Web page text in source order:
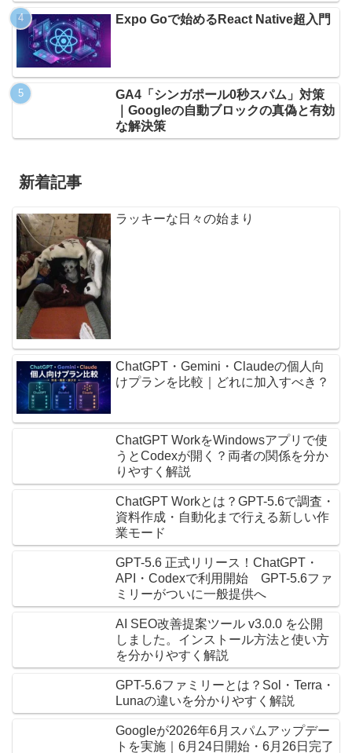
Expo Goで始めるReact Native超入門
GA4「シンガポール0秒スパム」対策
｜Googleの自動ブロックの真偽と有効
な解決策
新着記事
ラッキーな日々の始まり
ChatGPT・Gemini・Claudeの個人向
けプランを比較｜どれに加入すべき？
ChatGPT WorkをWindowsアプリで使
うとCodexが開く？両者の関係を分か
りやすく解説
ChatGPT Workとは？GPT-5.6で調査・
資料作成・自動化まで行える新しい作
業モード
GPT-5.6 正式リリース！ChatGPT・
API・Codexで利用開始 GPT-5.6ファ
ミリーがついに一般提供へ
AI SEO改善提案ツール v3.0.0 を公開
しました。インストール方法と使い方
を分かりやすく解説
GPT-5.6ファミリーとは？Sol・Terra・
Lunaの違いを分かりやすく解説
Googleが2026年6月スパムアップデー
トを実施｜6月24日開始・6月26日完了